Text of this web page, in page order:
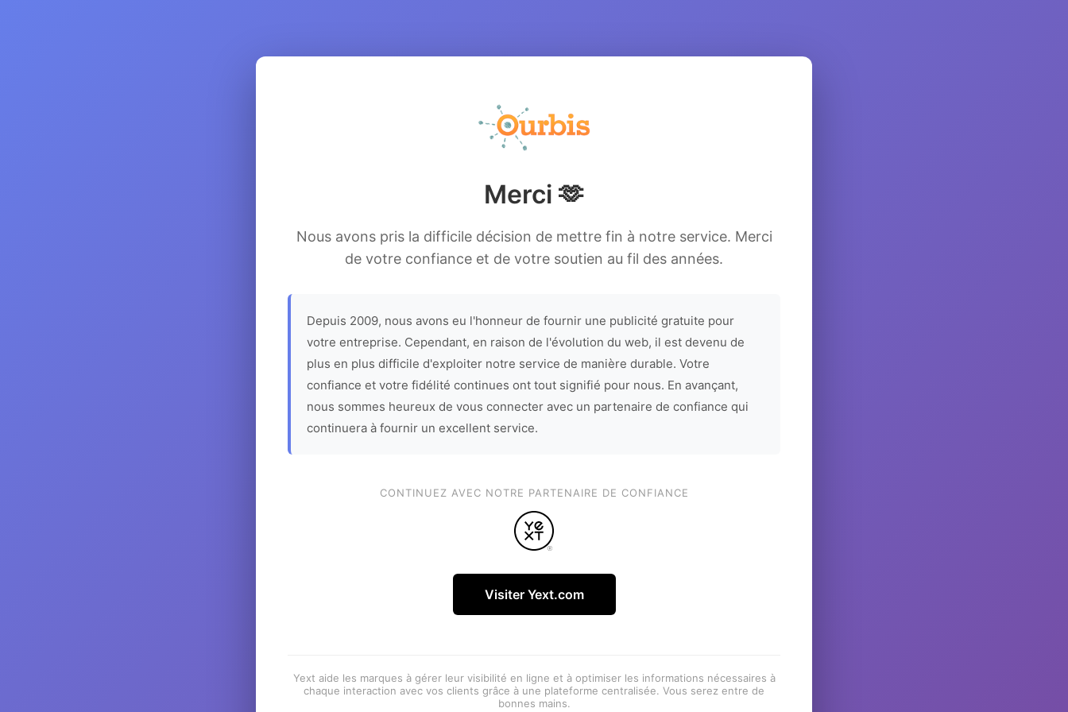
Merci 🫶
Nous avons pris la difficile décision de mettre fin à notre service. Merci
de votre confiance et de votre soutien au fil des années.
Depuis 2009, nous avons eu l'honneur de fournir une publicité gratuite pour
votre entreprise. Cependant, en raison de l'évolution du web, il est devenu de
plus en plus difficile d'exploiter notre service de manière durable. Votre
confiance et votre fidélité continues ont tout signifié pour nous. En avançant,
nous sommes heureux de vous connecter avec un partenaire de confiance qui
continuera à fournir un excellent service.
CONTINUEZ AVEC NOTRE PARTENAIRE DE CONFIANCE
Visiter Yext.com
Yext aide les marques à gérer leur visibilité en ligne et à optimiser les informations nécessaires à
chaque interaction avec vos clients grâce à une plateforme centralisée. Vous serez entre de
bonnes mains.